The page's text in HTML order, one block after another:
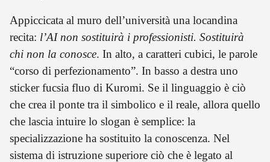
Appiccicata al muro dell’università una locandina
recita: l’AI non sostituirà i professionisti. Sostituirà
chi non la conosce. In alto, a caratteri cubici, le parole
“corso di perfezionamento”. In basso a destra uno
sticker fucsia fluo di Kuromi. Se il linguaggio è ciò
che crea il ponte tra il simbolico e il reale, allora quello
che lascia intuire lo slogan è semplice: la
specializzazione ha sostituito la conoscenza. Nel
sistema di istruzione superiore ciò che è legato al